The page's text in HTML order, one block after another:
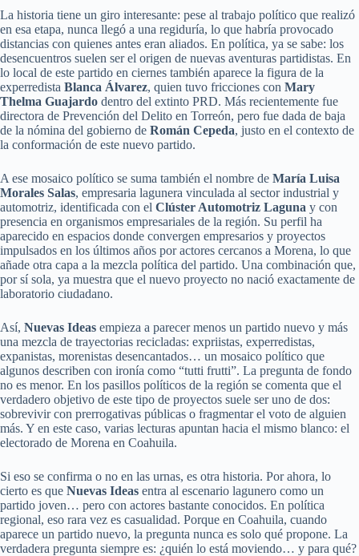
La historia tiene un giro interesante: pese al trabajo político que realizó
en esa etapa, nunca llegó a una regiduría, lo que habría provocado
distancias con quienes antes eran aliados. En política, ya se sabe: los
desencuentros suelen ser el origen de nuevas aventuras partidistas. En
lo local de este partido en ciernes también aparece la figura de la
experredista Blanca Álvarez, quien tuvo fricciones con Mary
Thelma Guajardo dentro del extinto PRD. Más recientemente fue
directora de Prevención del Delito en Torreón, pero fue dada de baja
de la nómina del gobierno de Román Cepeda, justo en el contexto de
la conformación de este nuevo partido.
A ese mosaico político se suma también el nombre de María Luisa
Morales Salas, empresaria lagunera vinculada al sector industrial y
automotriz, identificada con el Clúster Automotriz Laguna y con
presencia en organismos empresariales de la región. Su perfil ha
aparecido en espacios donde convergen empresarios y proyectos
impulsados en los últimos años por actores cercanos a Morena, lo que
añade otra capa a la mezcla política del partido. Una combinación que,
por sí sola, ya muestra que el nuevo proyecto no nació exactamente de
laboratorio ciudadano.
Así, Nuevas Ideas empieza a parecer menos un partido nuevo y más
una mezcla de trayectorias recicladas: expriistas, experredistas,
expanistas, morenistas desencantados… un mosaico político que
algunos describen con ironía como “tutti frutti”. La pregunta de fondo
no es menor. En los pasillos políticos de la región se comenta que el
verdadero objetivo de este tipo de proyectos suele ser uno de dos:
sobrevivir con prerrogativas públicas o fragmentar el voto de alguien
más. Y en este caso, varias lecturas apuntan hacia el mismo blanco: el
electorado de Morena en Coahuila.
Si eso se confirma o no en las urnas, es otra historia. Por ahora, lo
cierto es que Nuevas Ideas entra al escenario lagunero como un
partido joven… pero con actores bastante conocidos. En política
regional, eso rara vez es casualidad. Porque en Coahuila, cuando
aparece un partido nuevo, la pregunta nunca es solo qué propone. La
verdadera pregunta siempre es: ¿quién lo está moviendo… y para qué?